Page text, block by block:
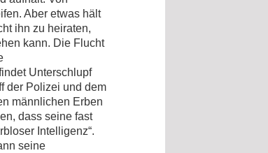
Aber etwas hält
ihn zu heiraten,
kann. Die Flucht
Unterschlupf
der Polizei und dem
männlichen Erben
dass seine fast
Intelligenz“.
seine